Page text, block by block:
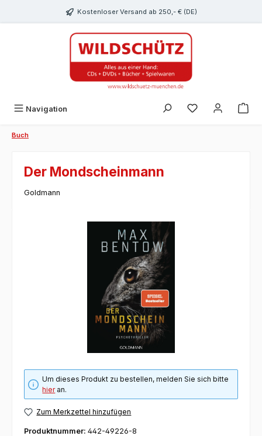
Kostenloser Versand ab 250,- € (DE)
Navigation Du hast 0
Buch
Der Mondscheinmann
Goldmann
Um dieses Produkt zu bestellen, melden Sie sich bitte
hieran.
Zum Merkzettel hinzufügen
Produktnummer: 442-49226-8